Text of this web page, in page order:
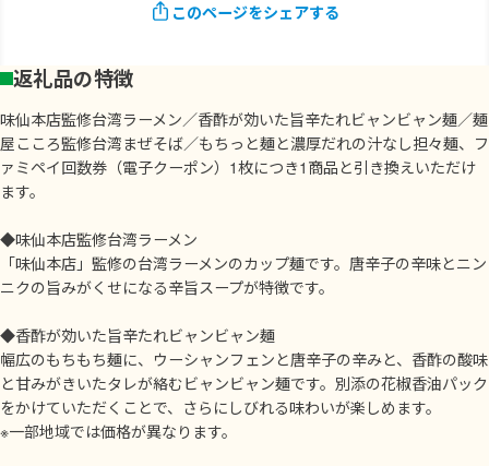
このページをシェアする
返礼品の特徴
味仙本店監修台湾ラーメン／香酢が効いた旨辛たれビャンビャン麺／麺
屋こころ監修台湾まぜそば／もちっと麺と濃厚だれの汁なし担々麺、フ
ァミペイ回数券（電子クーポン）1枚につき1商品と引き換えいただけ
ます。
◆味仙本店監修台湾ラーメン
「味仙本店」監修の台湾ラーメンのカップ麺です。唐辛子の辛味とニン
ニクの旨みがくせになる辛旨スープが特徴です。
◆香酢が効いた旨辛たれビャンビャン麺
幅広のもちもち麺に、ウーシャンフェンと唐辛子の辛みと、香酢の酸味
と甘みがきいたタレが絡むビャンビャン麺です。別添の花椒香油パック
をかけていただくことで、さらにしびれる味わいが楽しめます。
※一部地域では価格が異なります。